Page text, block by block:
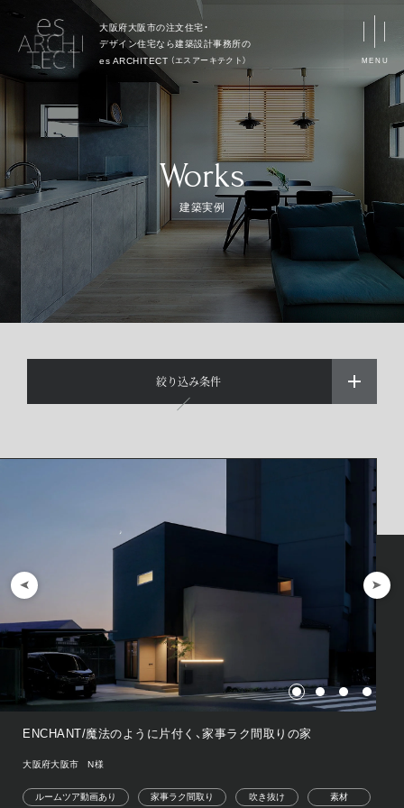
大阪府大阪市の注文住宅・
デザイン住宅なら建築設計事務所の
es ARCHITECT （ エスアーキテクト） MENU
Works
建築実例
絞り込み条件
ENCHANT/魔法のように片付く、家事ラク間取りの家
大阪府大阪市 N様
ルームツア動画あり 家事ラク間取り 吹き抜け 素材